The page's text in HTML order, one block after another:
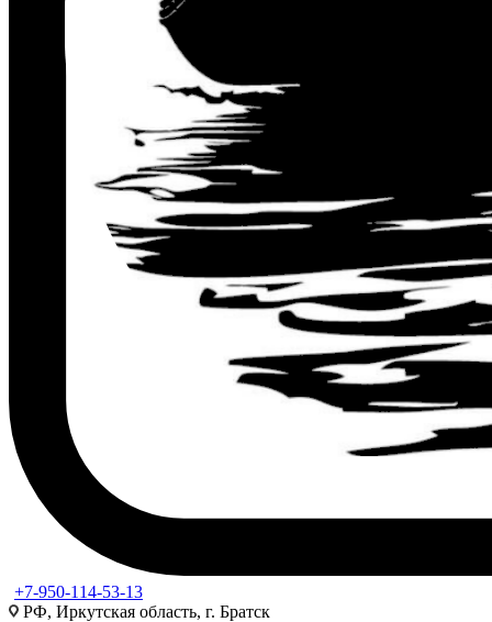
+7-950-114-53-13
РФ, Иркутская область, г. Братск